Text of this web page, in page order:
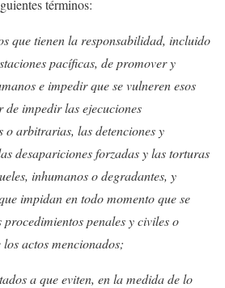
términos:
que tienen la responsabilidad, incluido
pacíficas, de promover y
e impedir que se vulneren esos
impedir las ejecuciones
o arbitrarias, las detenciones y
desapariciones forzadas y las torturas
inhumanos o degradantes, y
impidan en todo momento que se
penales y civiles o
actos mencionados;
a que eviten, en la medida de lo